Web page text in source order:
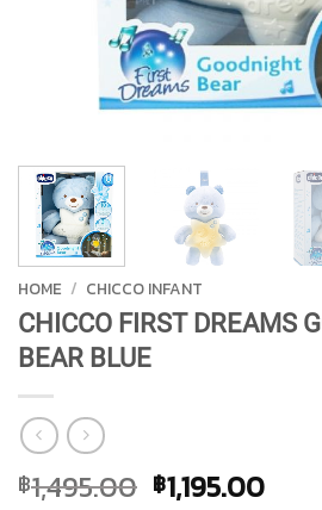
HOME / CHICCO INFANT
CHICCO FIRST DREAMS
BEAR BLUE
฿1,495.00 Original
฿1,195.00